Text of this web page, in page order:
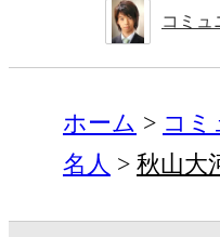
コミュ
ホーム コミ
名人
秋山大